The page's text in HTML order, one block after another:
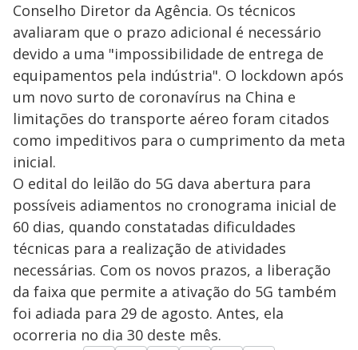
Conselho Diretor da Agência. Os técnicos
avaliaram que o prazo adicional é necessário
devido a uma "impossibilidade de entrega de
equipamentos pela indústria". O lockdown após
um novo surto de coronavírus na China e
limitações do transporte aéreo foram citados
como impeditivos para o cumprimento da meta
inicial.
O edital do leilão do 5G dava abertura para
possíveis adiamentos no cronograma inicial de
60 dias, quando constatadas dificuldades
técnicas para a realização de atividades
necessárias. Com os novos prazos, a liberação
da faixa que permite a ativação do 5G também
foi adiada para 29 de agosto. Antes, ela
ocorreria no dia 30 deste mês.